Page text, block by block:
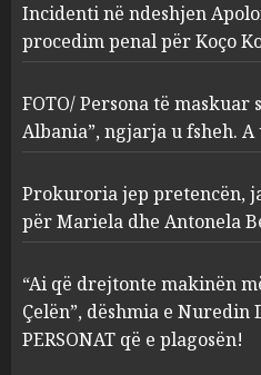
3
FOTO/
ngjarja
4
çfarë
MARCH
Incidenti në ndeshjen
procedim penal për Koço
FOTO/ Persona të maskuar
Albania”, ngjarja u fsheh.
Prokuroria jep pretencën,
për Mariela dhe Antonela
“Ai që drejtonte makinën
Çelën”, dëshmia e
PERSONAT që e plagosën!